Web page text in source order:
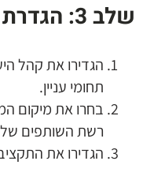
שלב 3: הגדרת קבוצת מודעות
הגדירו את קהל
תחומי עניין.
בחרו את מיקום
רשת השותפים של
הגדירו את